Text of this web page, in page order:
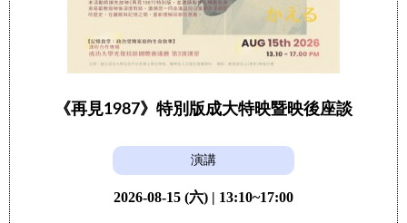
《再見1987》特別版成大特映暨映後座談
演講
2026-08-15 (六) | 13:10~17:00